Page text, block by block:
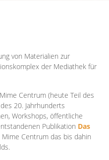
von Materialien zur
der Mediathek für
Centrum (heute Teil des
20. Jahrhunderts
Workshops, öffentliche
Publikation Das
Centrum das bis dahin